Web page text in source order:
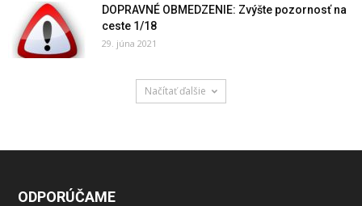
DOPRAVNÉ OBMEDZENIE: Zvýšte pozornosť na
ceste 1/18
29. júna 2021
Načítať ďalšie
ODPORÚČAME